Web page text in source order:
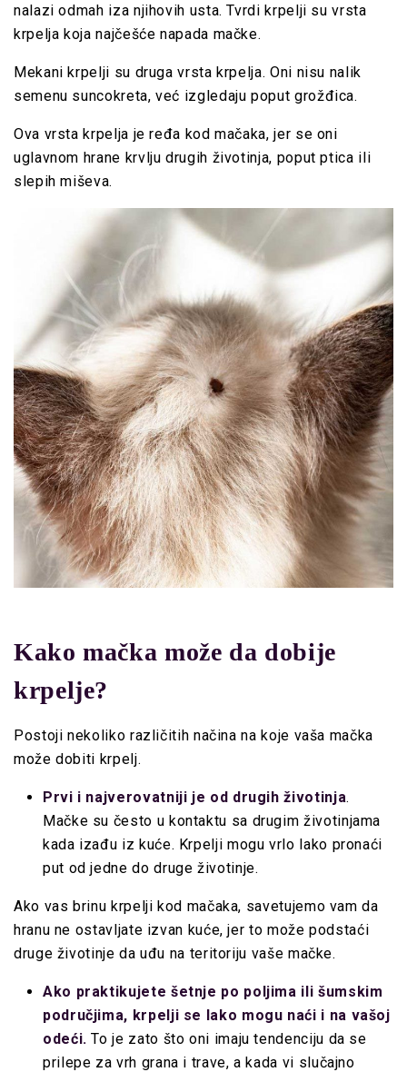
nalazi odmah iza njihovih usta. Tvrdi krpelji su vrsta
krpelja koja najčešće napada mačke.
Mekani krpelji su druga vrsta krpelja. Oni nisu nalik
semenu suncokreta, već izgledaju poput grožđica.
Ova vrsta krpelja je ređa kod mačaka, jer se oni
uglavnom hrane krvlju drugih životinja, poput ptica ili
slepih miševa.
Kako mačka može da dobije
krpelje?
Postoji nekoliko različitih načina na koje vaša mačka
može dobiti krpelj.
Prvi i najverovatniji je od drugih životinja.
Mačke su često u kontaktu sa drugim životinjama
kada izađu iz kuće. Krpelji mogu vrlo lako pronaći
put od jedne do druge životinje.
Ako vas brinu krpelji kod mačaka, savetujemo vam da
hranu ne ostavljate izvan kuće, jer to može podstaći
druge životinje da uđu na teritoriju vaše mačke.
Ako praktikujete šetnje po poljima ili šumskim
područjima, krpelji se lako mogu naći i na vašoj
odeći. To je zato što oni imaju tendenciju da se
prilepe za vrh grana i trave, a kada vi slučajno